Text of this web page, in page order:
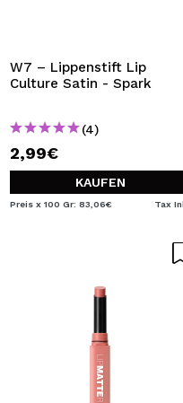
W7 – Lippenstift Lip
Culture Satin - Spark
(4)
2,99€
KAUFEN
Preis x 100 Gr: 83,06€ Tax